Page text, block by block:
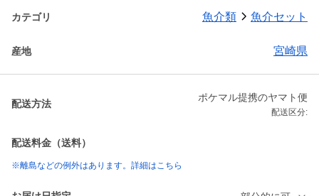
カテゴリ 魚介類 魚介セット
産地 宮崎県
配送方法
ポケマル提携のヤマト便
配送区分:
配送料金（送料）
※離島などの例外はあります。詳細はこちら